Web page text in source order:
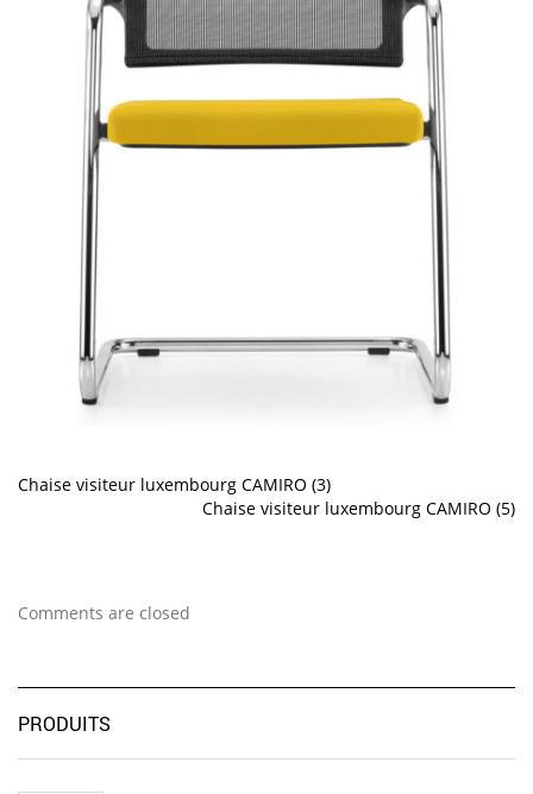
Chaise visiteur luxembourg CAMIRO (3)
Chaise visiteur luxembourg CAMIRO (5)
Comments are closed
PRODUITS